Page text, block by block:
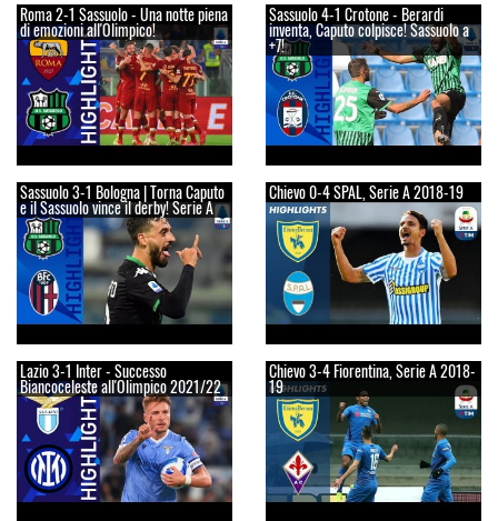
Roma 2-1 Sassuolo - Una notte piena
di emozioni all'Olimpico!
Sassuolo 4-1 Crotone - Berardi
inventa, Caputo colpisce! Sassuolo a
+7!
Sassuolo 3-1 Bologna | Torna Caputo
e il Sassuolo vince il derby! Serie A
Chievo 0-4 SPAL, Serie A 2018-19
Lazio 3-1 Inter - Successo
Biancoceleste all'Olimpico 2021/22
Chievo 3-4 Fiorentina, Serie A 2018-
19